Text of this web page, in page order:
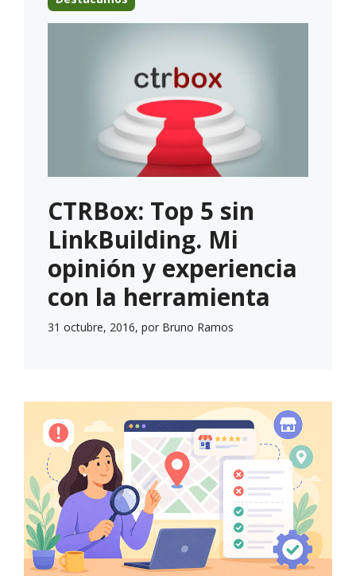
CTRBox: Top 5 sin
LinkBuilding. Mi
opinión y experiencia
con la herramienta
31 octubre, 2016, por Bruno Ramos